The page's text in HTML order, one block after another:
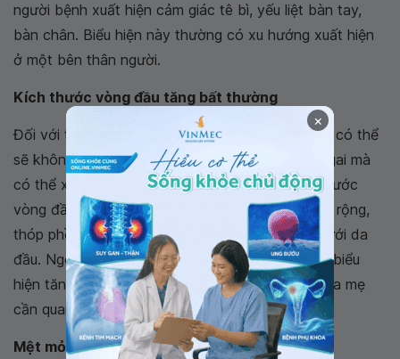
người bệnh xuất hiện cảm giác tê bì, yếu liệt bàn tay,
bàn chân. Biểu hiện này thường có xu hướng xuất hiện
ở một bên thân người.
Kích thước vòng đầu tăng bất thường
Đối với trẻ nhỏ, đặc biệt là trẻ em dưới 2 tuổi thì có thể
sẽ không có các triệu chứng đau đầu, nôn, phù gai mà
có thể xuất hiện dấu hiệu đặc biệt hơn là kích thước
vòng đầu tăng lên bất thường, các khớp sọ giãn rộng,
thóp phồng, da đầu căng, giãn các tĩnh mạch dưới da
đầu. Ngoài ra ở trẻ sơ sinh và trẻ nhỏ có thể có biểu
hiện tăng động và rối loạn hành vi do vậy mà cha mẹ
cần quan tâm và lưu ý đến các biểu hiện này.
Mệt mỏi
×